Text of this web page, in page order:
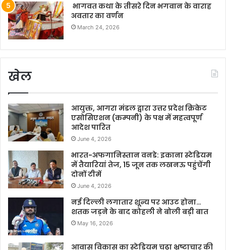
भागवत कथा के तीसरे दिन भगवान के वाराह
अवतार का वर्णन
March 24, 2026
खेल
आयुक्त, आगरा मंडल द्वारा उत्तर प्रदेश क्रिकेट
एसोसिएशन (कम्पनी) के पक्ष में महत्वपूर्ण
आदेश पारित
June 4, 2026
भारत-अफगानिस्तान वनडे: इकाना स्टेडियम
में तैयारियां तेज, 15 जून तक लखनऊ पहुंचेंगी
दोनों टीमें
June 4, 2026
नई दिल्ली लगातार शून्य पर आउट होना…
शतक जड़ने के बाद कोहली ने बोली बड़ी बात
May 16, 2026
आवास विकास का स्टेडियम चढ़ा भ्रष्टाचार की